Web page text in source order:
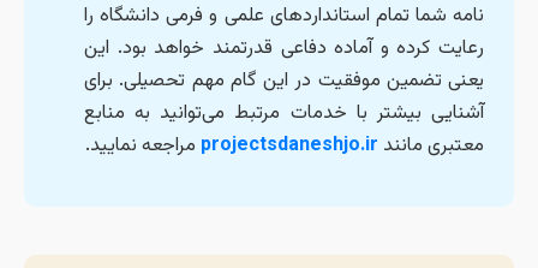
نامه شما تمام استانداردهای علمی و فرمی دانشگاه را
رعایت کرده و آماده دفاعی قدرتمند خواهد بود. این
یعنی تضمین موفقیت در این گام مهم تحصیلی. برای
آشنایی بیشتر با خدمات مرتبط می‌توانید به منابع
معتبری مانند projectsdaneshjo.ir مراجعه نمایید.